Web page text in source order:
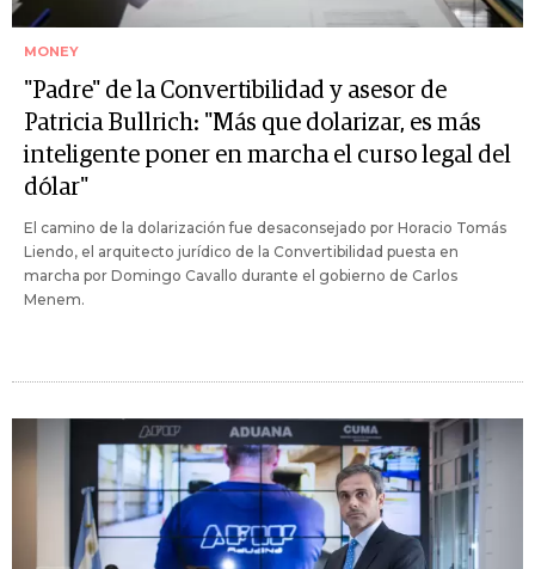
MONEY
"Padre" de la Convertibilidad y asesor de
Patricia Bullrich: "Más que dolarizar, es más
inteligente poner en marcha el curso legal del
dólar"
El camino de la dolarización fue desaconsejado por Horacio Tomás
Liendo, el arquitecto jurídico de la Convertibilidad puesta en
marcha por Domingo Cavallo durante el gobierno de Carlos
Menem.